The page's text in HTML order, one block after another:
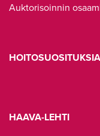
Auktorisoinnin
HAAVA-LEHTI